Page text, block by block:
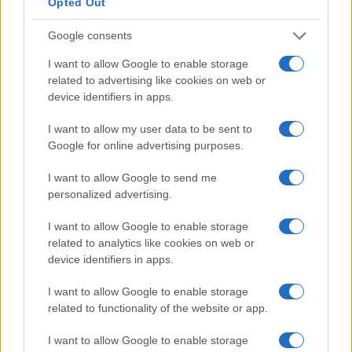
Google consents
I want to allow Google to enable storage
related to advertising like cookies on web or
device identifiers in apps.
I want to allow my user data to be sent to
Google for online advertising purposes.
I want to allow Google to send me
personalized advertising.
I want to allow Google to enable storage
related to analytics like cookies on web or
device identifiers in apps.
I want to allow Google to enable storage
related to functionality of the website or app.
I want to allow Google to enable storage
Metodo di pagamento:
prestiti studenteschi
Givling è un’app trivia disponibile per iPhone e Android
che offre premi in denaro e aiuta le persone con debiti
studenteschi a rimborsare i loro prestiti.
Ci sono due modi per vincere denaro tramite Givling.
Il primo è giocare ai giochi a quiz quotidiani di
Givling. Puoi giocare fino a due volte al giorno. Ogni volta
che giochi, ti unirai a una squadra di tre persone e
risponderai a domande trivia vere o false finché non finisci
il round o ti perdi troppe domande. Ogni domanda a cui
rispondi correttamente ti fa guadagnare punti. Se la tua
squadra ha il punteggio più alto alla fine di un periodo di
competizione, dividerai il premio in denaro.